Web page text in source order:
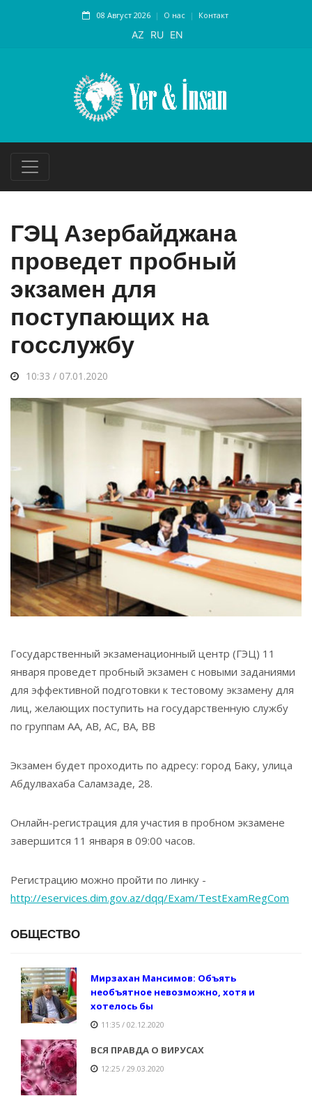
08 Август 2026 О нас Контакт
AZ RU EN
ГЭЦ Азербайджана
проведет пробный
экзамен для
поступающих на
госслужбу
10:33 / 07.01.2020
Государственный экзаменационный центр (ГЭЦ) 11
января проведет пробный экзамен с новыми заданиями
для эффективной подготовки к тестовому экзамену для
лиц, желающих поступить на государственную службу
по группам AA, AB, AC, BA, BB
Экзамен будет проходить по адресу: город Баку, улица
Абдулвахаба Саламзаде, 28.
Онлайн-регистрация для участия в пробном экзамене
завершится 11 января в 09:00 часов.
Регистрацию можно пройти по линку -
http://eservices.dim.gov.az/dqq/Exam/TestExamRegCom
ОБЩЕСТВО
Мирзахан Мансимов: Объять
необъятное невозможно, хотя и
хотелось бы
11:35 / 02.12.2020
ВСЯ ПРАВДА О ВИРУСАХ
12:25 / 29.03.2020